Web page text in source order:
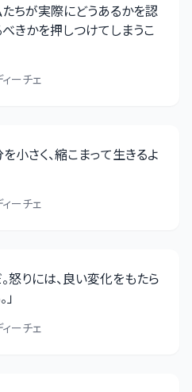
ちが実際にどうあるかを認
きかを押しつけてしまうこ
ィーチェ
小さく、縮こまって生きるよ
ィーチェ
怒りには、良い変化をもたら
」
ィーチェ